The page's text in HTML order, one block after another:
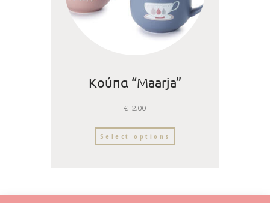
Κούπα “Maarja”
€12,00
Select options